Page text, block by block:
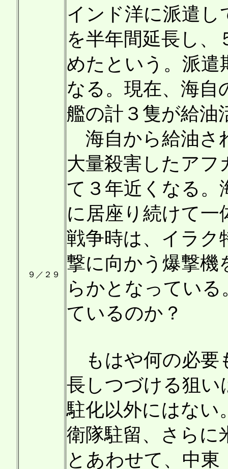
９／２９
インド洋に派遣し
を半年間延長し、
めたという。派遣
なる。現在、海自
艦の計３隻が給油
海自から給油さ
大量殺害したアフ
て３年近くなる。
に居座り続けて
戦争時は、イラク
撃に向かう爆撃機
らかとなってい
ているのか？
もはや何の必要
長しつづける狙い
駐化以外にはない
衛隊駐留、さらに
とあわせて、中